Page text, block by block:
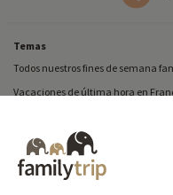
Temas
Todos nuestros fines de semana
Vacaciones de última hora en
Vacaciones en camping en Francia
Destinos
Vacaciones de esquí en Francia